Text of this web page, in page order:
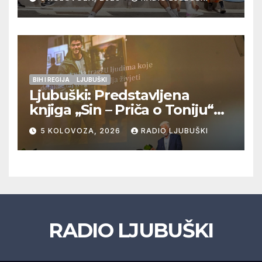
Veljaci i Cerno/Crnopod u
doigravanju, Grljevići završili
natjecanje
BIH I REGIJA LJUBUŠKI
Ljubuški: Predstavljena
knjiga „Sin – Priča o Toniju“
dr. sc. Zdenka Hercega
5 KOLOVOZA, 2026 RADIO LJUBUŠKI
RADIO LJUBUŠKI